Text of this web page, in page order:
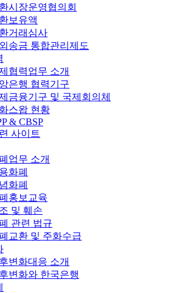
시장운영협의회
보유액
거래심사
송금 통합관리제도
협력업무 소개
은행 협력기구
금융기구 및 국제회의체
스왑 현황
& CBSP
사이트
업무 소개
화폐
화폐
홍보교육
및 훼손
관련 법규
교환 및 주화수급
변화대응 소개
변화와 한국은행